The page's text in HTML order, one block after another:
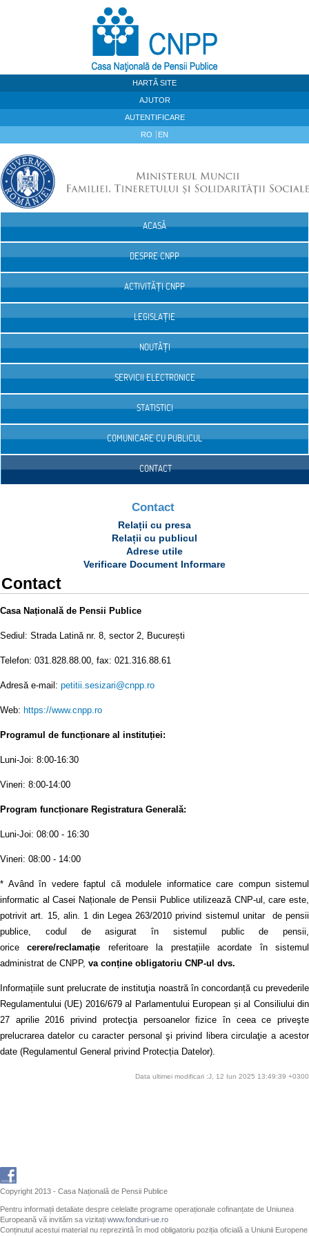
HARTĂ SITE
AJUTOR
AUTENTIFICARE
RO EN
ACASĂ
DESPRE CNPP
ACTIVITĂȚI CNPP
LEGISLAȚIE
NOUTĂȚI
SERVICII ELECTRONICE
STATISTICI
COMUNICARE CU PUBLICUL
CONTACT
Contact
Relații cu presa
Relații cu publicul
Adrese utile
Verificare Document Informare
Contact
Casa Națională de Pensii Publice
Sediul: Strada Latină nr. 8, sector 2, București
Telefon: 031.828.88.00, fax: 021.316.88.61
Adresă e-mail: petitii.sesizari@cnpp.ro
Web: https://www.cnpp.ro
Programul de funcționare al instituției:
Luni-Joi: 8:00-16:30
Vineri: 8:00-14:00
Program funcționare Registratura Generală:
Luni-Joi: 08:00 - 16:30
Vineri: 08:00 - 14:00
* Având în vedere faptul că modulele informatice care compun sistemul
informatic al Casei Naționale de Pensii Publice utilizează CNP-ul, care este,
potrivit art. 15, alin. 1 din Legea 263/2010 privind sistemul unitar de pensii
publice, codul de asigurat în sistemul public de pensii,
oricecerere/reclamație referitoare la prestațiile acordate în sistemul
administrat de CNPP, va conține obligatoriu CNP-ul dvs.
Informațiile sunt prelucrate de instituţia noastră în concordanță cu prevederile
Regulamentului (UE) 2016/679 al Parlamentului European și al Consiliului din
27 aprilie 2016 privind protecţia persoanelor fizice în ceea ce priveşte
prelucrarea datelor cu caracter personal şi privind libera circulaţie a acestor
date (Regulamentul General privind Protecția Datelor).
Data ultimei modificari :J, 12 Iun 2025 13:49:39 +0300
Copyright 2013 - Casa Națională de Pensii Publice
Pentru informații detaliate despre celelalte programe operaționale cofinanțate de Uniunea
Europeană vă invităm sa vizitați www.fonduri-ue.ro
Conținutul acestui material nu reprezintă în mod obligatoriu poziția oficială a Uniunii Europene